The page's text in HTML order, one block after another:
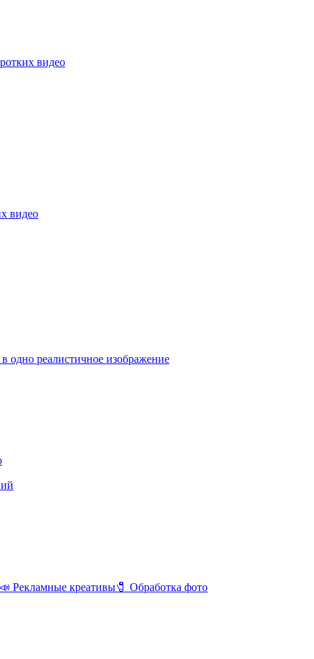
видео
видео
одно реалистичное изображение
📣 Рекламные креативы🧷 Обработка фото